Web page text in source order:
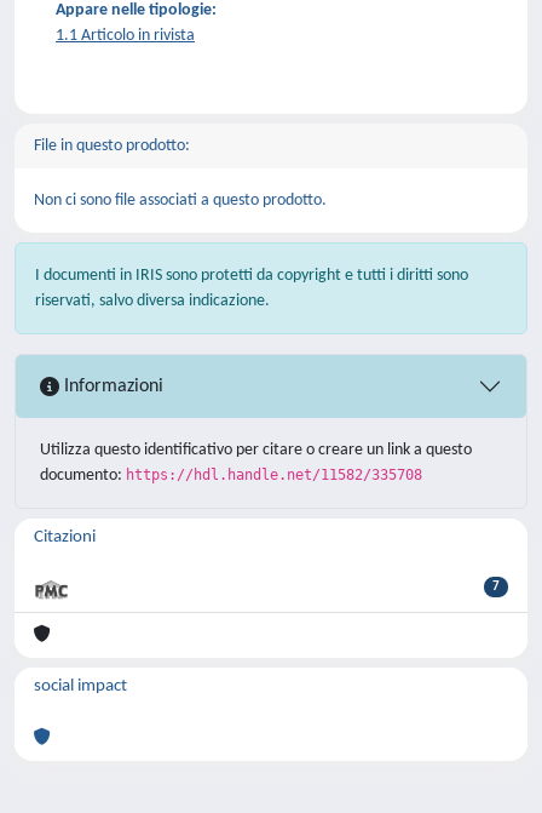
Appare nelle tipologie:
1.1 Articolo in rivista
File in questo prodotto:
Non ci sono file associati a questo prodotto.
I documenti in IRIS sono protetti da copyright e tutti i diritti sono
riservati, salvo diversa indicazione.
Informazioni
Utilizza questo identificativo per citare o creare un link a questo
documento: https://hdl.handle.net/11582/335708
Citazioni
7
social impact